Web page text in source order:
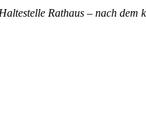
Rathaus – nach